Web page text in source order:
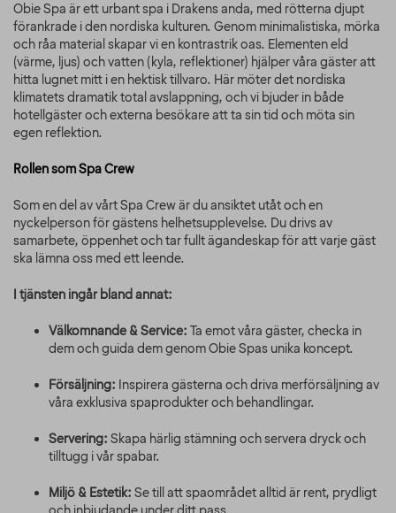
Obie Spa är ett urbant spa i Drakens anda, med rötterna djupt
förankrade i den nordiska kulturen. Genom minimalistiska, mörka
och råa material skapar vi en kontrastrik oas. Elementen eld
(värme, ljus) och vatten (kyla, reflektioner) hjälper våra gäster att
hitta lugnet mitt i en hektisk tillvaro. Här möter det nordiska
klimatets dramatik total avslappning, och vi bjuder in både
hotellgäster och externa besökare att ta sin tid och möta sin
egen reflektion.
Rollen som Spa Crew
Som en del av vårt Spa Crew är du ansiktet utåt och en
nyckelperson för gästens helhetsupplevelse. Du drivs av
samarbete, öppenhet och tar fullt ägandeskap för att varje gäst
ska lämna oss med ett leende.
I tjänsten ingår bland annat:
Välkomnande & Service: Ta emot våra gäster, checka in
dem och guida dem genom Obie Spas unika koncept.
Försäljning: Inspirera gästerna och driva merförsäljning av
våra exklusiva spaprodukter och behandlingar.
Servering: Skapa härlig stämning och servera dryck och
tilltugg i vår spabar.
Miljö & Estetik: Se till att spaområdet alltid är rent, prydligt